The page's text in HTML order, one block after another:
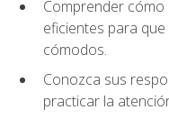
Comprender
eficientes para
cómodos.
Conozca sus
practicar la